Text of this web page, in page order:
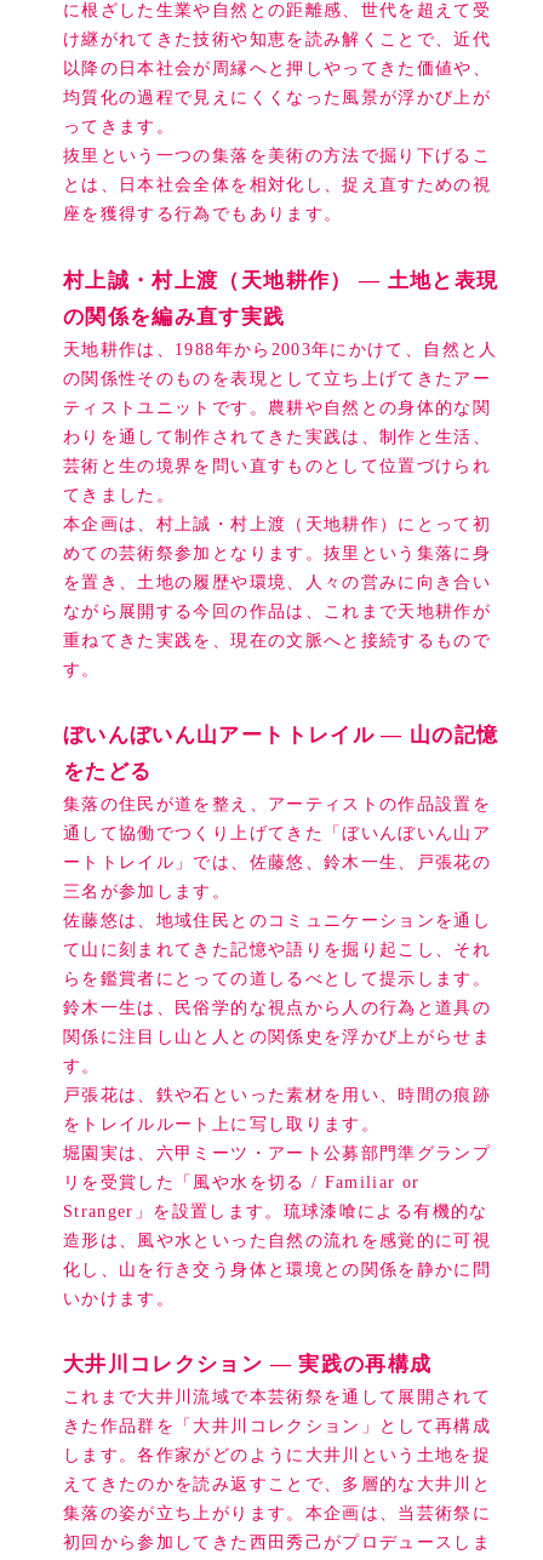
に根ざした生業や自然との距離感、世代を超えて受
け継がれてきた技術や知恵を読み解くことで、近代
以降の日本社会が周縁へと押しやってきた価値や、
均質化の過程で見えにくくなった風景が浮かび上が
ってきます。
抜里という一つの集落を美術の方法で掘り下げるこ
とは、日本社会全体を相対化し、捉え直すための視
座を獲得する行為でもあります。
村上誠・村上渡（天地耕作） ― 土地と表現
の関係を編み直す実践
天地耕作は、1988年から2003年にかけて、自然と人
の関係性そのものを表現として立ち上げてきたアー
ティストユニットです。農耕や自然との身体的な関
わりを通して制作されてきた実践は、制作と生活、
芸術と生の境界を問い直すものとして位置づけられ
てきました。
本企画は、村上誠・村上渡（天地耕作）にとって初
めての芸術祭参加となります。抜里という集落に身
を置き、土地の履歴や環境、人々の営みに向き合い
ながら展開する今回の作品は、これまで天地耕作が
重ねてきた実践を、現在の文脈へと接続するもので
す。
ぼいんぼいん山アートトレイル ― 山の記憶
をたどる
集落の住民が道を整え、アーティストの作品設置を
通して協働でつくり上げてきた「ぼいんぼいん山ア
ートトレイル」では、佐藤悠、鈴木一生、戸張花の
三名が参加します。
佐藤悠は、地域住民とのコミュニケーションを通し
て山に刻まれてきた記憶や語りを掘り起こし、それ
らを鑑賞者にとっての道しるべとして提示します。
鈴木一生は、民俗学的な視点から人の行為と道具の
関係に注目し山と人との関係史を浮かび上がらせま
す。
戸張花は、鉄や石といった素材を用い、時間の痕跡
をトレイルルート上に写し取ります。
堀園実は、六甲ミーツ・アート公募部門準グランプ
リを受賞した「風や水を切る / Familiar or
Stranger」を設置します。琉球漆喰による有機的な
造形は、風や水といった自然の流れを感覚的に可視
化し、山を行き交う身体と環境との関係を静かに問
いかけます。
大井川コレクション ― 実践の再構成
これまで大井川流域で本芸術祭を通して展開されて
きた作品群を「大井川コレクション」として再構成
します。各作家がどのように大井川という土地を捉
えてきたのかを読み返すことで、多層的な大井川と
集落の姿が立ち上がります。本企画は、当芸術祭に
初回から参加してきた西田秀己がプロデュースしま